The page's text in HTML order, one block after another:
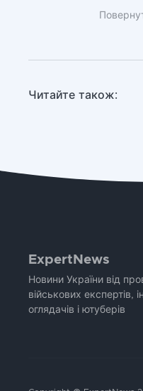
Читайте також:
ExpertNews
Новини України від
військових експертів,
оглядачів і ютуберів